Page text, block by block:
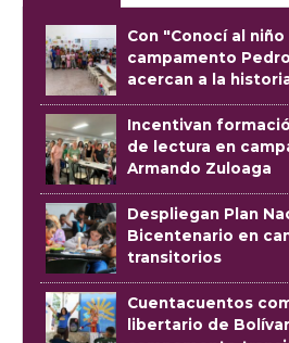
Con "Conocí al
campamento
acercan a la
Incentivan
de lectura en
Armando Zuloaga
Despliegan Plan
Bicentenario en
transitorios
Cuentacuentos
libertario de